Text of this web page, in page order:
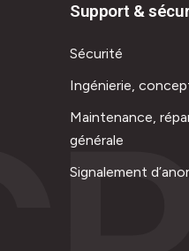
Support &
Sécurité
Ingénierie,
Maintenance,
générale
Signalement